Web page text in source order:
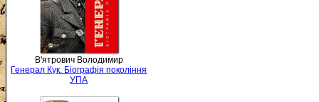
В'ятрович Володимир
Генерал Кук. Біографія покоління
УПА